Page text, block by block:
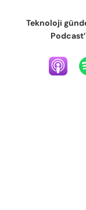
Teknoloji